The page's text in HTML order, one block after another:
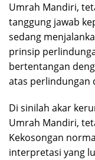
Umrah Mandiri,
tanggung jawab
sedang
prinsip
bertentangan
atas perlindungan
Di sinilah akar
Umrah Mandiri,
Kekosongan
interpretasi yang